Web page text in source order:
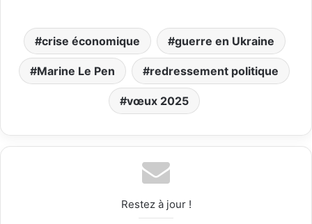
crise économique guerre en Ukraine
Marine Le Pen redressement politique
vœux 2025
Restez à jour !